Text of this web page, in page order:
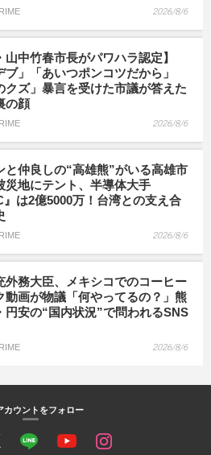
2026/8/6
山中竹春市長がパワハラ認定】
ブ」「あいつポンコツだから」
クズ」暴言を受けた市議が答えた
の顔
2026/8/6
と仲良しの“高雄熊”がいる高雄市
災地にテント、半導体大手
』は2億5000万！台湾との支え合
2026/8/6
外務大臣、メキシコでのコーヒー
動画が物議「何やってるの？」熊
円安の“国内状況”で問われるSNS
2026/8/6
カウントをフォロー